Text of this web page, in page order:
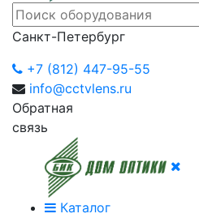
Санкт-Петербург
+7 (812) 447-95-55
info@cctvlens.ru
Обратная
связь
Каталог